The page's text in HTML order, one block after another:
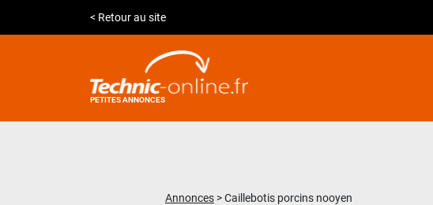
< Retour au site
PETITES ANNONCES
Annonces >Caillebotis porcins nooyen